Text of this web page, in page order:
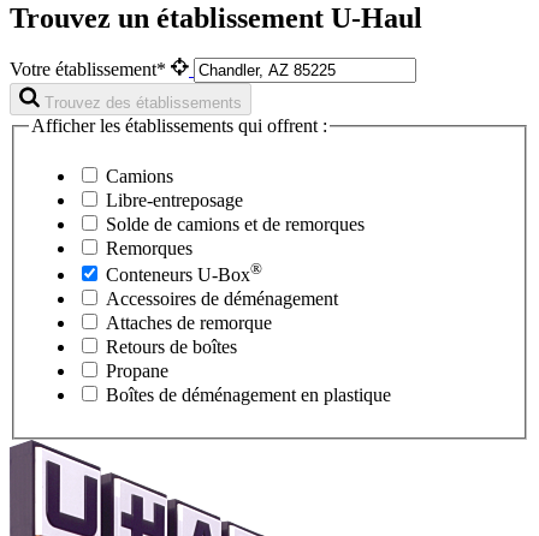
Trouvez un établissement U-Haul
Votre établissement*
Trouvez des établissements
Afficher les établissements qui offrent :
Camions
Libre-entreposage
Solde de camions et de remorques
Remorques
Conteneurs U-Box®
Accessoires de déménagement
Attaches de remorque
Retours de boîtes
Propane
Boîtes de déménagement en plastique